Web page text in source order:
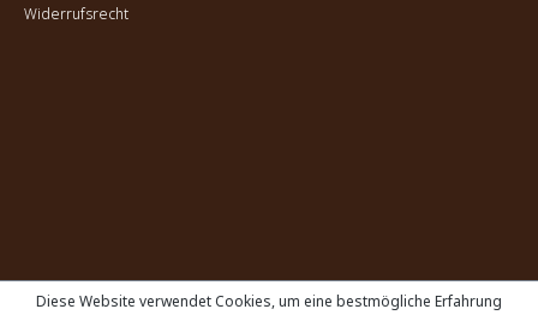
Widerrufsrecht
Diese Website verwendet Cookies, um eine bestmögliche Erfahrung